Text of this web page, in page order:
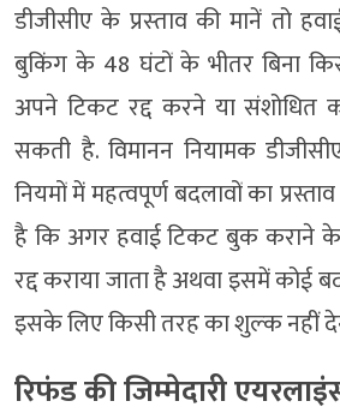
डीजीसीए के प्रस्‍ताव की मानें तो
बुकिंग के 48 घंटों के भीतर बिना
अपने टिकट रद्द करने या संशोधित
सकती है. विमानन नियामक
नियमों में महत्वपूर्ण बदलावों का
है कि अगर हवाई टिकट बुक कराने
रद्द कराया जाता है अथवा इसमें कोई
इसके लिए किसी तरह का शुल्‍क नहीं
रिफंड की जिम्‍मेदारी